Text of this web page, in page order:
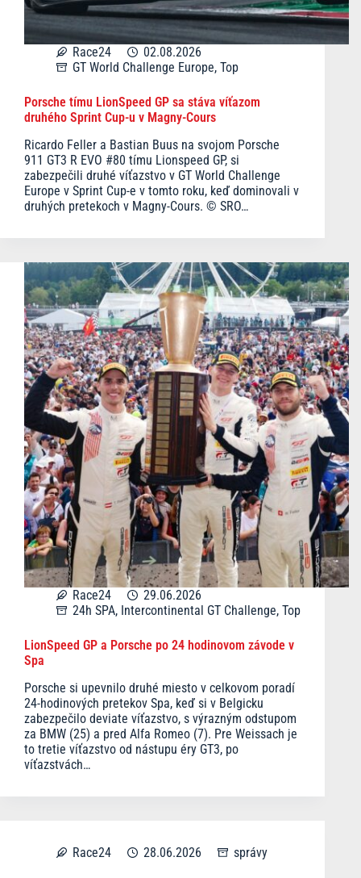
Race24
02.08.2026
GT World Challenge Europe, Top
Porsche tímu LionSpeed GP sa stáva víťazom
druhého Sprint Cup-u v Magny-Cours
Ricardo Feller a Bastian Buus na svojom Porsche
911 GT3 R EVO #80 tímu Lionspeed GP, si
zabezpečili druhé víťazstvo v GT World Challenge
Europe v Sprint Cup-e v tomto roku, keď dominovali v
druhých pretekoch v Magny-Cours. © SRO…
Race24
29.06.2026
24h SPA, Intercontinental GT Challenge, Top
LionSpeed GP a Porsche po 24 hodinovom závode v
Spa
Porsche si upevnilo druhé miesto v celkovom poradí
24-hodinových pretekov Spa, keď si v Belgicku
zabezpečilo deviate víťazstvo, s výrazným odstupom
za BMW (25) a pred Alfa Romeo (7). Pre Weissach je
to tretie víťazstvo od nástupu éry GT3, po
víťazstvách…
Race24 28.06.2026 správy